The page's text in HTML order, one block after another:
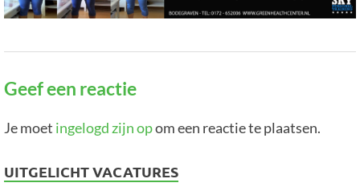
Geef een reactie
Je moet ingelogd zijn opom een reactie te plaatsen.
UITGELICHT VACATURES